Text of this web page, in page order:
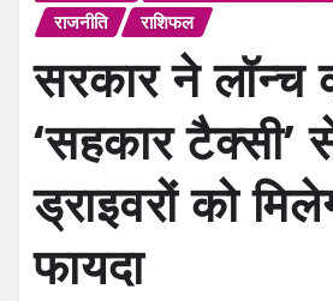
राजनीति
राशिफल
सरकार ने लॉन्च
‘सहकार टैक्सी’
ड्राइवरों को
फायदा